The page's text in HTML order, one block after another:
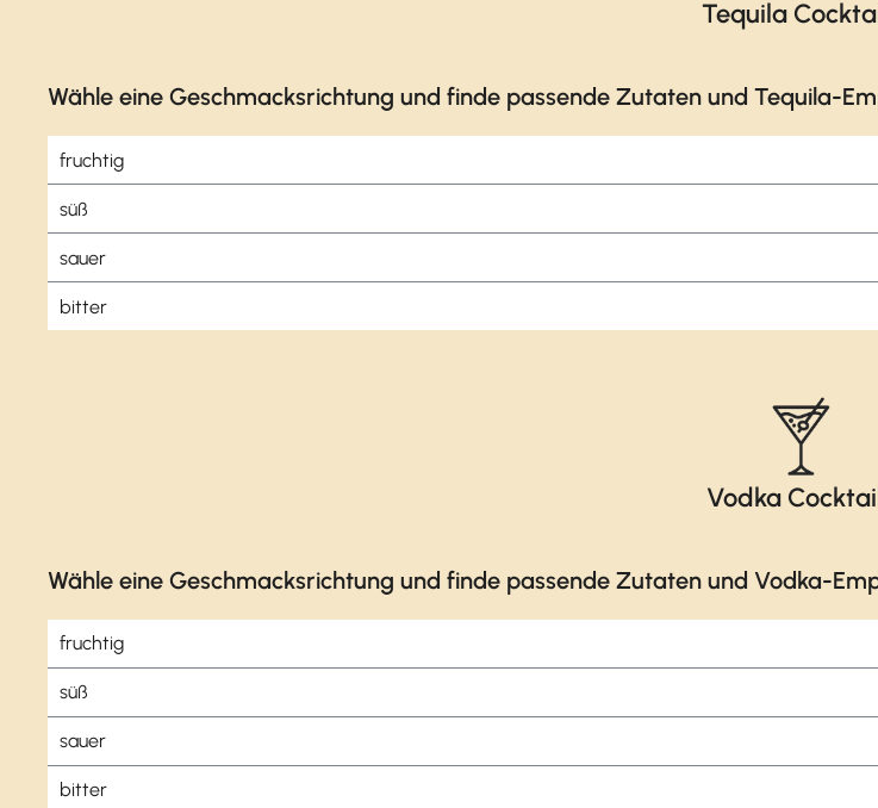
Tequila
Wähle eine Geschmacksrichtung und finde passende Zutaten und Tequila-
fruchtig
süß
sauer
bitter
Vodka
Wähle eine Geschmacksrichtung und finde passende Zutaten und Vodka-
fruchtig
süß
sauer
bitter